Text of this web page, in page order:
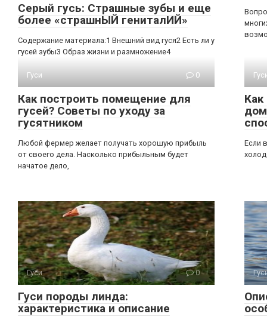
Серый гусь: Страшные зубы и еще
более «страшнЫЙ гениталИЙ»
Содержание материала:1 Внешний вид гуся2 Есть ли у
гусей зубы3 Образ жизни и размножение4
Гуси 0
Как построить помещение для
гусей? Советы по уходу за
гусятником
Любой фермер желает получать хорошую прибыль
от своего дела. Насколько прибыльным будет
начатое дело,
Если
Гуси 0
Гуси породы линда:
характеристика и описание